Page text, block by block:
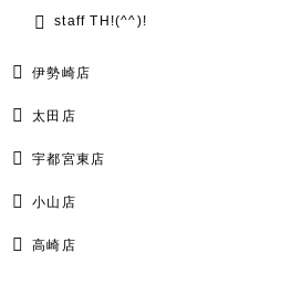
staff TH!(^^)!
伊勢崎店
太田店
宇都宮東店
小山店
高崎店